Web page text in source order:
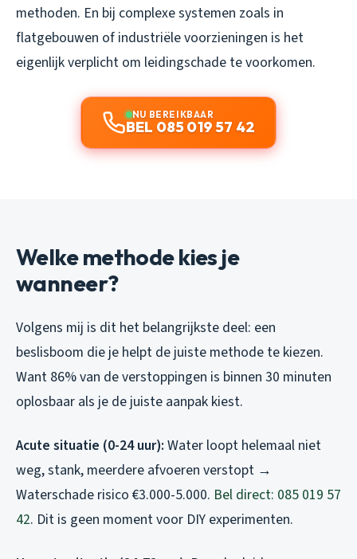
methoden. En bij complexe systemen zoals in
flatgebouwen of industriële voorzieningen is het
eigenlijk verplicht om leidingschade te voorkomen.
NU BEREIKBAAR
BEL 085 019 57 42
Welke methode kies je
wanneer?
Volgens mij is dit het belangrijkste deel: een
beslisboom die je helpt de juiste methode te kiezen.
Want 86% van de verstoppingen is binnen 30 minuten
oplosbaar als je de juiste aanpak kiest.
Acute situatie (0-24 uur): Water loopt helemaal niet
weg, stank, meerdere afvoeren verstopt →
Waterschade risico €3.000-5.000. Bel direct: 085 019 57
42. Dit is geen moment voor DIY experimenten.